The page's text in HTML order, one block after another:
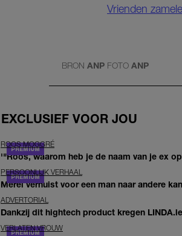
Vrienden
BRON ANP FOTO ANP
EXCLUSIEF VOOR JOU
ROOS MOGGRÉ
'"Roos, waarom heb je de naam van je ex
PERSOONLIJK VERHAAL
Merel verhuist voor een man naar andere
ADVERTORIAL
Dankzij dit hightech product kregen
VERLATEN VROUW